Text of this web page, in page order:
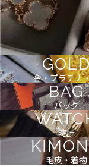
金・プラチナ
BAG
バッグ
時計
毛皮・着物